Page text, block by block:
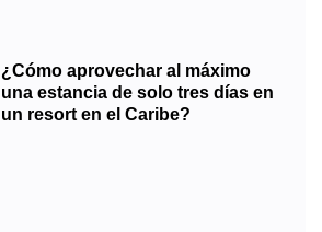
¿Cómo aprovechar al máximo
una estancia de solo tres días en
un resort en el Caribe?